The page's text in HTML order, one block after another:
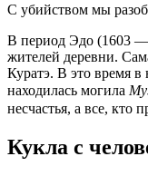
С убийством мы
В период Эдо (1603 —
жителей деревни.
Куратэ. В это время
находилась могила
несчастья, а все, кто
Кукла с